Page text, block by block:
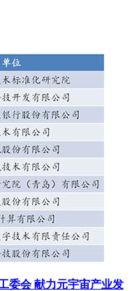
委会 献力元宇宙产业发